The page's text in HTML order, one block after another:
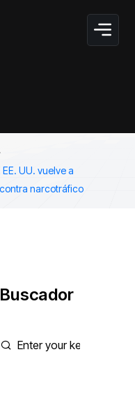
UU. vuelve a
narcotráfico
Buscador